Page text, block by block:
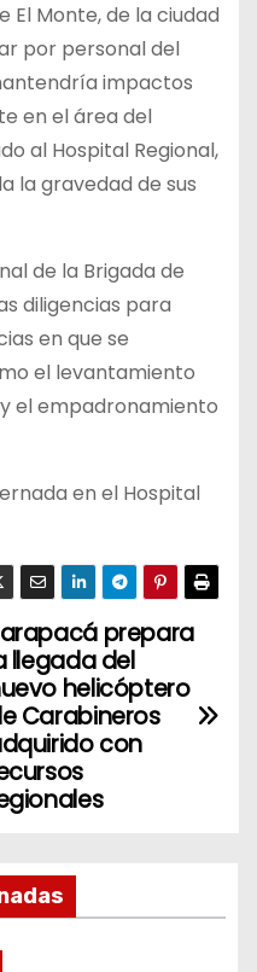
El Monte, de la ciudad
por personal del
impactos
en el área del
al Hospital Regional,
la gravedad de sus
de la Brigada de
diligencias para
en que se
el levantamiento
el empadronamiento
en el Hospital
prepara
llegada del
helicóptero
Carabineros
con